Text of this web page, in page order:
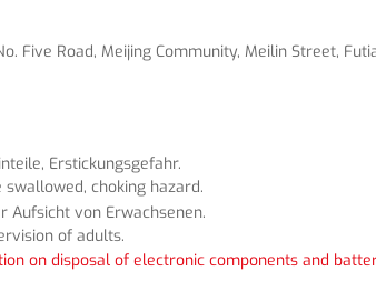
Five Road, Meijing Community, Meilin Street,
Erstickungsgefahr.
choking hazard.
Aufsicht von Erwachsenen.
of adults.
on disposal of electronic components and